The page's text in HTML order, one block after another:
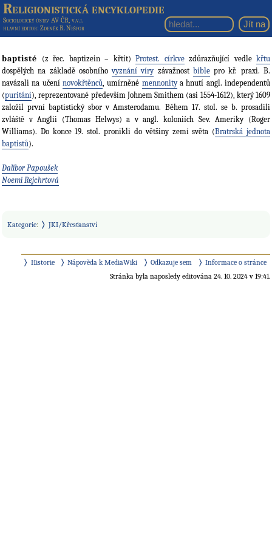
Religionistická encyklopedie
Sociologický ústav AV ČR, v.v.i.
hlavní editor: Zdeněk R. Nešpor
baptisté (z řec. baptizein – křtít) Protest. církvezdůrazňující vedle křtu
dospělých na základě osobníhovyznání víryzávažnost biblepro kř. praxi. B.
navázali na učení novokřtěnců, umírněné mennonitya hnutí angl. independentů
(puritáni), reprezentované především Johnem Smithem (asi 1554-1612), který 1609
založil první baptistický sbor v Amsterodamu. Během 17. stol. se b. prosadili
zvláště v Anglii (Thomas Helwys) a v angl. koloniích Sev. Ameriky (Roger
Williams). Do konce 19. stol. pronikli do většiny zemí světa (Bratrská jednota
baptistů).
Dalibor Papoušek
Noemi Rejchrtová
Kategorie: JKI/Křesťanství
Historie Nápověda k MediaWiki Odkazuje sem
Informace o stránce
Stránka byla naposledy editována 24. 10. 2024 v 19:41.